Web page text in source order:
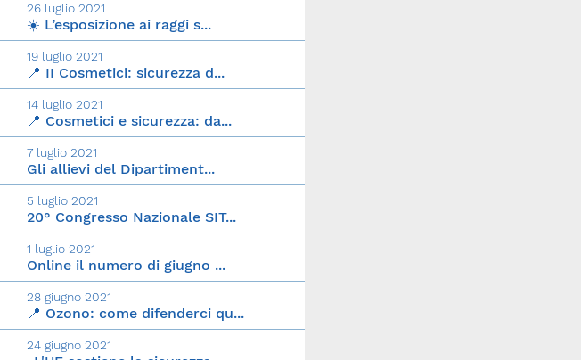
26 luglio 2021
☀️ L’esposizione ai raggi s...
19 luglio 2021
📍 II Cosmetici: sicurezza d...
14 luglio 2021
📍 Cosmetici e sicurezza: da...
7 luglio 2021
Gli allievi del Dipartiment...
5 luglio 2021
20° Congresso Nazionale SIT...
1 luglio 2021
Online il numero di giugno ...
28 giugno 2021
📍 Ozono: come difenderci qu...
24 giugno 2021